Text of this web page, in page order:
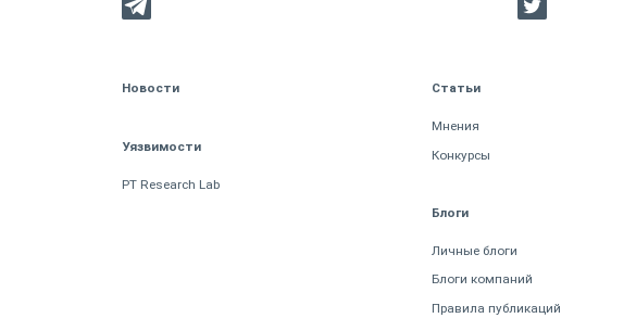
Новости
Уязвимости
PT Research Lab
Статьи
Мнения
Конкурсы
Блоги
Личные блоги
Блоги компаний
Правила публикаций